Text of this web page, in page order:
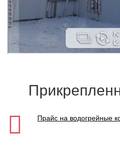
Прайс на водогрейные